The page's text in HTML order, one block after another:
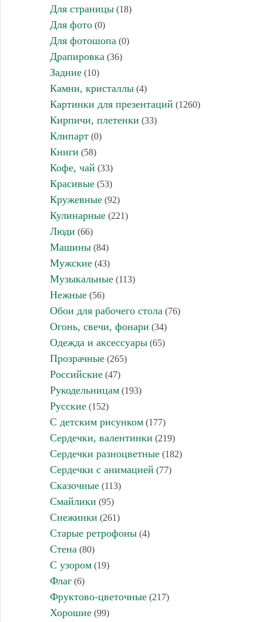
Для страницы(18)
Для фото(0)
Для фотошопа (0)
Драпировка (36)
Задние(10)
Камни, кристаллы(4)
Картинки для презентаций (1260)
Кирпичи, плетенки (33)
Клипарт(0)
Книги (58)
Кофе, чай (33)
Красивые(53)
Кружевные(92)
Кулинарные(221)
Люди (66)
Машины(84)
Мужские(43)
Музыкальные(113)
Нежные(56)
Обои для рабочего стола (76)
Огонь, свечи, фонари (34)
Одежда и аксессуары(65)
Прозрачные(265)
Российские(47)
Рукодельницам(193)
Русские(152)
С детским рисунком(177)
Сердечки, валентинки (219)
Сердечки разноцветные(182)
Сердечки с анимацией (77)
Сказочные(113)
Смайлики (95)
Снежинки (261)
Старые ретрофоны(4)
Стена (80)
С узором(19)
Флаг(6)
Фруктово-цветочные(217)
Хорошие(99)